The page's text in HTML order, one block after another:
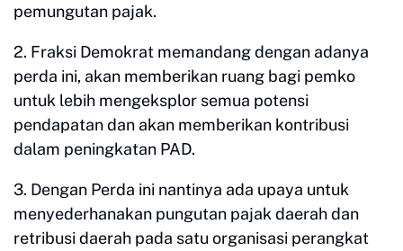
pemungutan pajak.
2. Fraksi Demokrat memandang dengan adanya
perda ini, akan memberikan ruang bagi pemko
untuk lebih mengeksplor semua potensi
pendapatan dan akan memberikan kontribusi
dalam peningkatan PAD.
3. Dengan Perda ini nantinya ada upaya untuk
menyederhanakan pungutan pajak daerah dan
retribusi daerah pada satu organisasi perangkat